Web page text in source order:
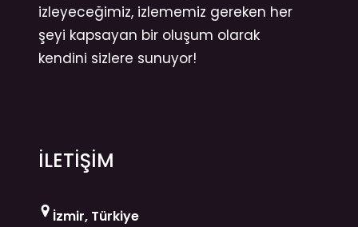
izleyeceğimiz, izlememiz gereken her
şeyi kapsayan bir oluşum olarak
kendini sizlere sunuyor!
İLETİŞİM
İzmir, Türkiye